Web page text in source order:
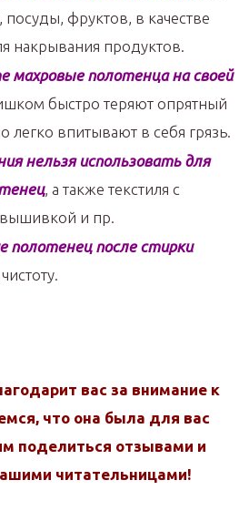
посуды, фруктов, в качестве
накрывания продуктов.
махровые полотенца на своей
быстро теряют опрятный
легко впитывают в себя грязь.
нельзя использовать для
, а также текстиля с
и пр.
полотенец после стирки
вас за внимание к
что она была для вас
поделиться отзывами и
читательницами!